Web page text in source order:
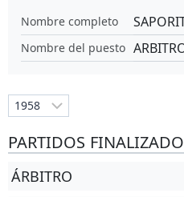
Nombre completo
Nombre del puesto
PARTIDOS
ÁRBITRO